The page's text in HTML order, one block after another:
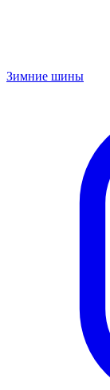
Зимние шины